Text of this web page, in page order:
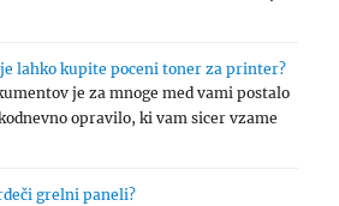
lahko kupite poceni toner za printer?
je za mnoge med vami postalo
opravilo, ki vam sicer vzame
grelni paneli?